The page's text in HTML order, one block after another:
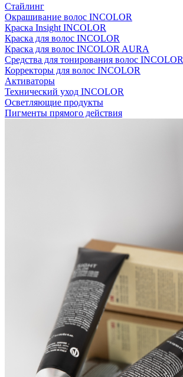
Стайлинг
Окрашивание волос INCOLOR
Краска Insight INCOLOR
Краска для волос INCOLOR
Краска для волос INCOLOR AURA
Средства для тонирования волос INCOLOR
Корректоры для волос INCOLOR
Активаторы
Технический уход INCOLOR
Осветляющие продукты
Пигменты прямого действия